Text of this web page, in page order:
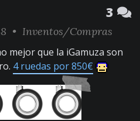
3
• Inventos/Compras
mejor que la iGamuza son
4 ruedas por 850€